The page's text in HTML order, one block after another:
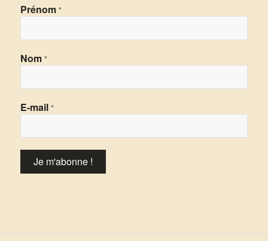
Prénom *
Nom *
E-mail *